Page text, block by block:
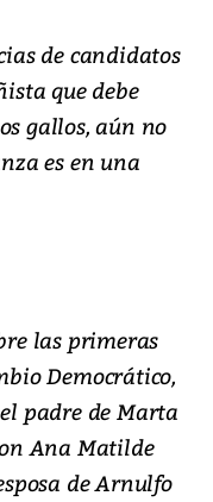
de candidatos
que debe
gallos, aún no
es en una
las primeras
Democrático,
padre de Marta
Ana Matilde
de Arnulfo